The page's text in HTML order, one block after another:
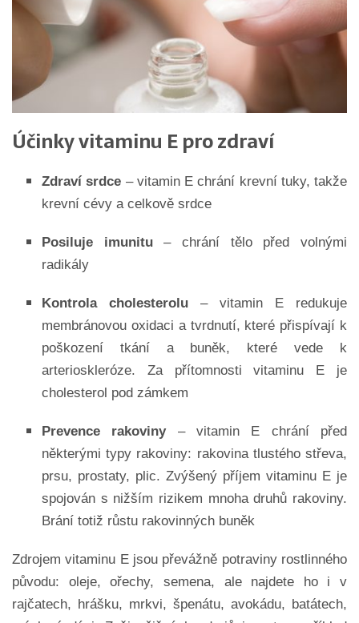
Účinky vitaminu E pro zdraví
Zdraví srdce – vitamin E chrání krevní tuky, takže
krevní cévy a celkově srdce
Posiluje imunitu– chrání tělo před volnými
radikály
Kontrola cholesterolu – vitamin E redukuje
membránovou oxidaci a tvrdnutí, které přispívají k
poškození tkání a buněk, které vede k
arterioskleróze. Za přítomnosti vitaminu E je
cholesterol pod zámkem
Prevence rakoviny – vitamin E chrání před
některými typy rakoviny: rakovina tlustého střeva,
prsu, prostaty, plic. Zvýšený příjem vitaminu E je
spojován s nižším rizikem mnoha druhů rakoviny.
Brání totiž růstu rakovinných buněk
Zdrojem vitaminu E jsou převážně potraviny rostlinného
původu: oleje, ořechy, semena, ale najdete ho i v
rajčatech, hrášku, mrkvi, špenátu, avokádu, batátech,